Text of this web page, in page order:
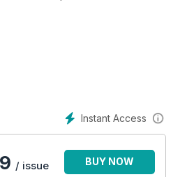
Seguono, ancora per
definitiva del 1968, e la
dell’Ing Fabio Taglioni per la
d’Italia. La sezione sportiva
d’Este, dove a sorpresa è stata
cc dotata di compressore.
Instant Access
/ issue BUY NOW